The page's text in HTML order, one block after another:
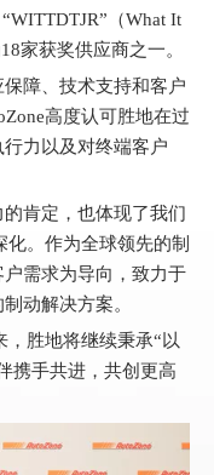
（What It
家获奖供应商之一。
障、技术支持和客户
高度认可胜地在过
力以及对终端客户
肯定，也体现了我们
。作为全球领先的制
需求为导向，致力于
动解决方案。
胜地将继续秉承“以
携手共进，共创更高